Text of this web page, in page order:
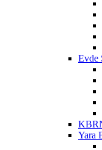
Evde
Yara